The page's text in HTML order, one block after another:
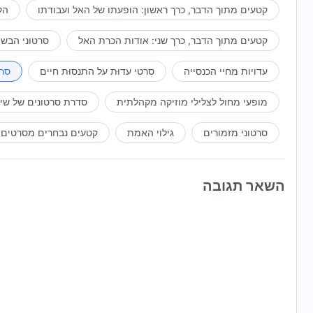
קטעים מתוך הדבר, כרך ראשון: הופעתו של האל ועבודתו
קטעים מתוך הדבר, כרך שני: אודות הכרת האל סרטוני
עדויות מחיי הכנסייה סרטי עדוּת על התנסוּת חיים
מופעי מחול לצלילי מוזיקה מקהלתית סדרת סרטונים של
סרטוני מזמורים גילוי האמת קטעים נבחרים מסרטים
השאר תגובה